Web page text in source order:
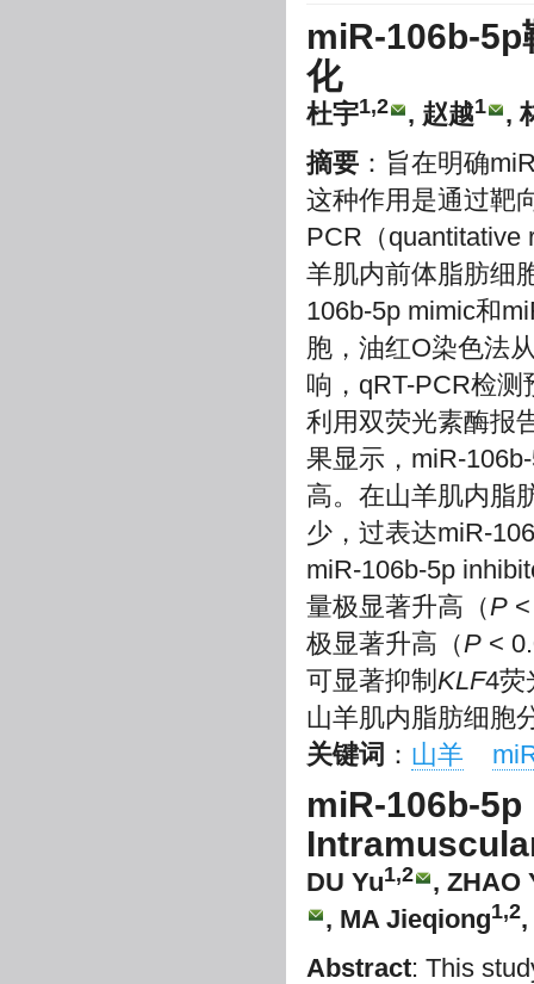
miR-106b-5p
化
杜宇1,2 , 赵越1
,
摘要 ：旨在明确
这种作用是通过靶
PCR（quantitative
羊肌内前体脂肪细
106b-5p mimic和
胞，油红O染色法
响，qRT-PCR检测
利用双荧光素酶报
果显示，miR-
高。在山羊肌内脂
少，过表达miR-
miR-106b-5p
量极显著升高（P
极显著升高（P <
可显著抑制 KLF4荧
山羊肌内脂肪细胞
关键词 ： 山羊
miR-106b-
DU Yu1,2
, ZHAO
, MA Jieqiong1,2
Abstract: This